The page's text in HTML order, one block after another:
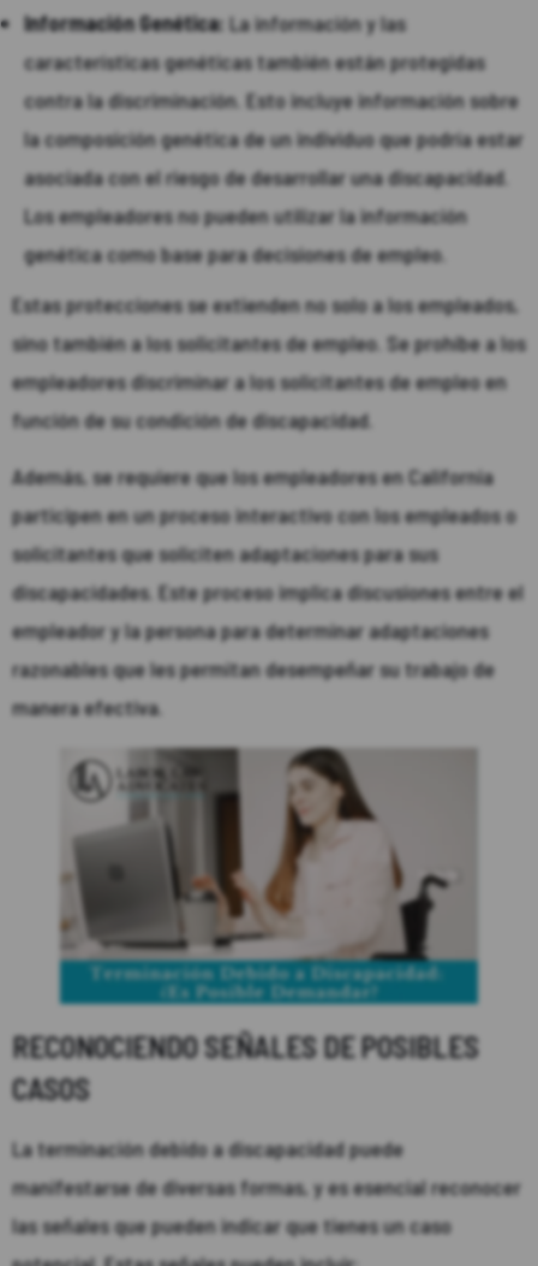
Información Genética: La información y las
características genéticas también están protegidas
contra la discriminación. Esto incluye información sobre
la composición genética de un individuo que podría estar
asociada con el riesgo de desarrollar una discapacidad.
Los empleadores no pueden utilizar la información
genética como base para decisiones de empleo.
Estas protecciones se extienden no solo a los empleados,
sino también a los solicitantes de empleo. Se prohíbe a los
empleadores discriminar a los solicitantes de empleo en
función de su condición de discapacidad.
Además, se requiere que los empleadores en California
participen en un proceso interactivo con los empleados o
solicitantes que soliciten adaptaciones para sus
discapacidades. Este proceso implica discusiones entre el
empleador y la persona para determinar adaptaciones
razonables que les permitan desempeñar su trabajo de
manera efectiva.
RECONOCIENDO SEÑALES DE POSIBLES
CASOS
La terminación debido a discapacidad puede
manifestarse de diversas formas, y es esencial reconocer
las señales que pueden indicar que tienes un caso